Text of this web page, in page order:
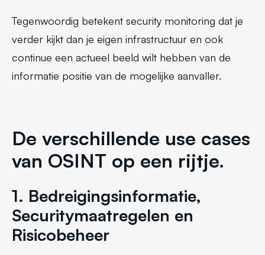
Tegenwoordig betekent security monitoring dat je
verder kijkt dan je eigen infrastructuur en ook
continue een actueel beeld wilt hebben van de
informatie positie van de mogelijke aanvaller.
De verschillende use cases
van OSINT op een rijtje.
1. Bedreigingsinformatie,
Securitymaatregelen en
Risicobeheer